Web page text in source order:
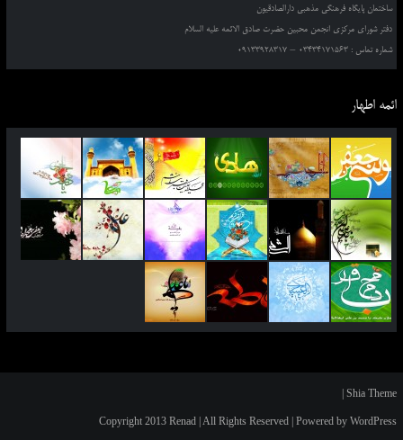
ساختمان پایگاه فرهنگی مذهبی دارالصادقیون
دفتر شورای مرکزی انجمن محبین حضرت صادق الائمه علیه السلام
شماره تماس : 03434171563 – 09133928317
ائمه اطهار
Shia Theme
|
Copyright 2013 Renad | All Rights Reserved | Powered by WordPress